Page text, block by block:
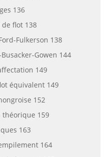
136
de flot 138
Fulkerson 138
Gowen 144
149
équivalent 149
152
théorique 159
163
164